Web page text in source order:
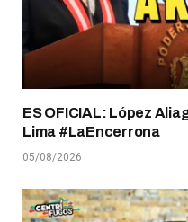
ES OFICIAL: López
Lima #LaEncerrona
05/08/2026